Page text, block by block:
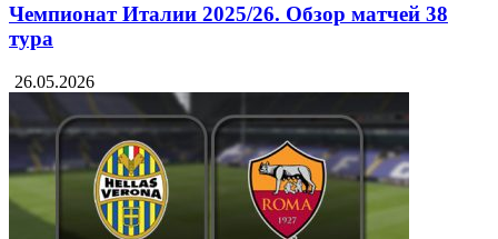
Чемпионат Италии 2025/26. Обзор матчей 38
тура
26.05.2026